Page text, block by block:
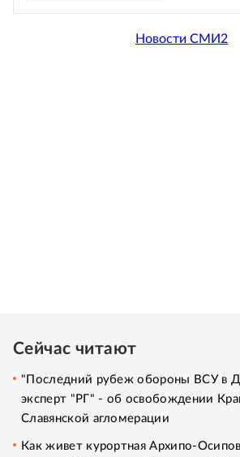
Новости СМИ2
Сейчас читают
"Последний рубеж обороны ВСУ в
эксперт "РГ" - об освобождении
Славянской агломерации
Как живет курортная Архипо-